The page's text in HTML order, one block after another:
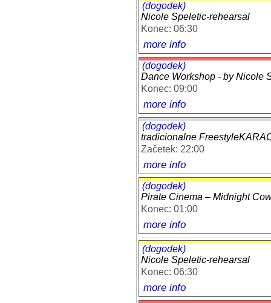
(dogodek)
Nicole Speletic-rehearsal
Konec: 06:30
more info
(dogodek)
Dance Workshop - by Nicole
Konec: 09:00
more info
(dogodek)
tradicionalne
Začetek: 22:00
more info
(dogodek)
Pirate Cinema – Midnight
Konec: 01:00
more info
(dogodek)
Nicole Speletic-rehearsal
Konec: 06:30
more info